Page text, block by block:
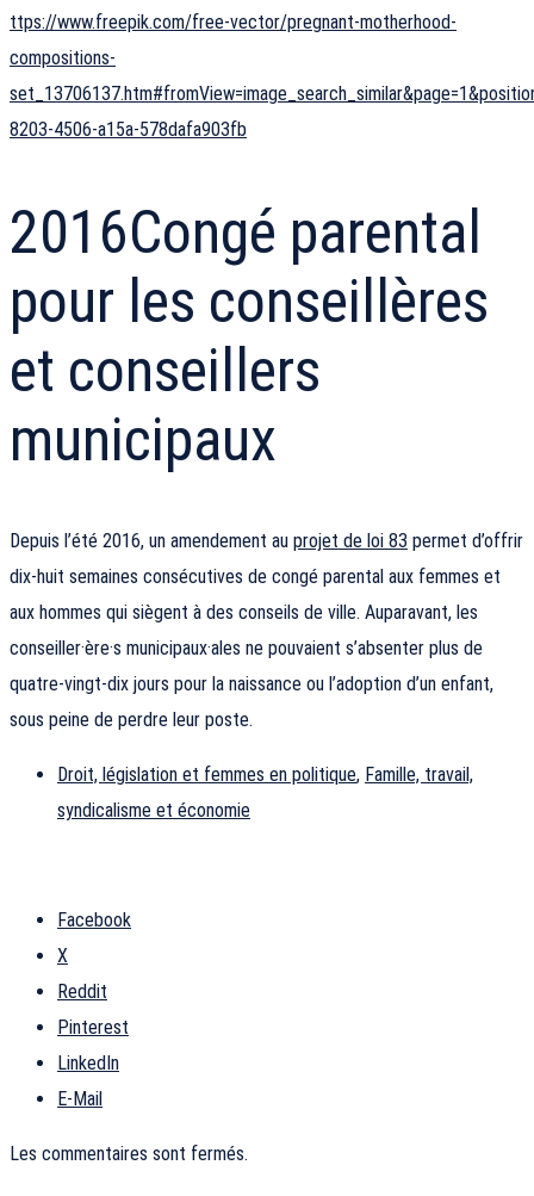
ttps://www.freepik.com/free-vector/pregnant-motherhood-
compositions-
8203-4506-a15a-578dafa903fb
2016Congé parental
pour les conseillères
et conseillers
municipaux
Depuis l’été 2016, un amendement au projet de loi 83 permet d’offrir
dix-huit semaines consécutives de congé parental aux femmes et
aux hommes qui siègent à des conseils de ville. Auparavant, les
conseiller·ère·s municipaux·ales ne pouvaient s’absenter plus de
quatre-vingt-dix jours pour la naissance ou l’adoption d’un enfant,
sous peine de perdre leur poste.
Droit, législation et femmes en politique, Famille, travail,
syndicalisme et économie
Facebook
X
Reddit
Pinterest
LinkedIn
E-Mail
Les commentaires sont fermés.